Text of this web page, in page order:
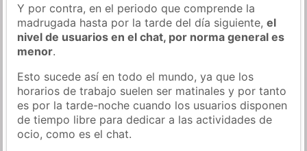
Y por contra, en el periodo que comprende la
madrugada hasta por la tarde del día siguiente,el
nivel de usuarios en el chat, por norma general es
menor.
Esto sucede así en todo el mundo, ya que los
horarios de trabajo suelen ser matinales y por tanto
es por la tarde-noche cuando los usuarios disponen
de tiempo libre para dedicar a las actividades de
ocio, como es el chat.